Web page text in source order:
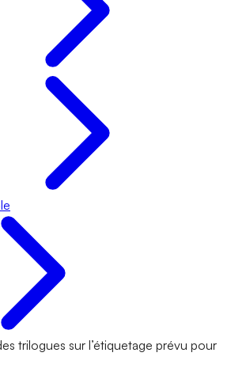
trilogues sur l’étiquetage prévu pour